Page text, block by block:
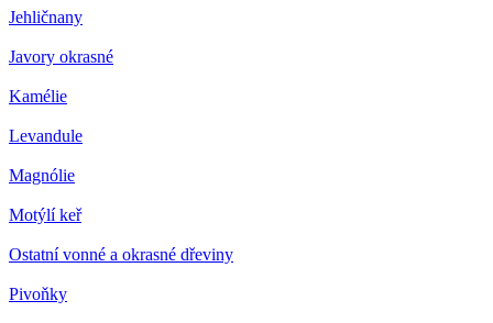
Jehličnany
Javory okrasné
Kamélie
Levandule
Magnólie
Motýlí keř
Ostatní vonné a okrasné dřeviny
Pivoňky